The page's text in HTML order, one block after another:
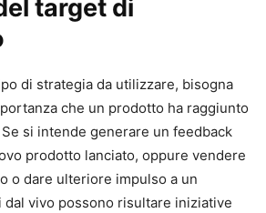
target di
di strategia da utilizzare, bisogna
che un prodotto ha raggiunto
si intende generare un feedback
prodotto lanciato, oppure vendere
o dare ulteriore impulso a un
vivo possono risultare iniziative